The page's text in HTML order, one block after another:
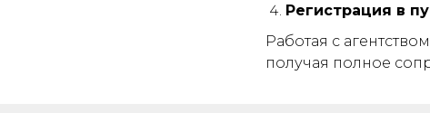
Регистрация в
Работая с
получая полное